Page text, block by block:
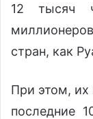
12 тысяч
стран, как
При этом, их
последние